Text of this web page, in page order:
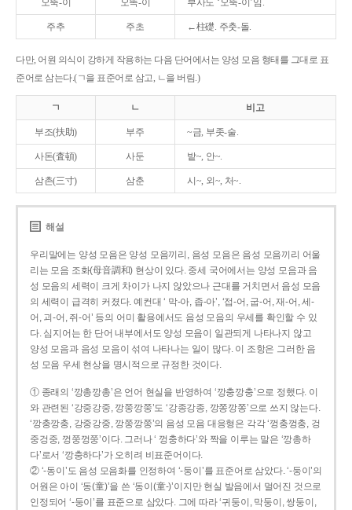
오뚝-이 오똑-이 부사도 ‘오뚝-이’임.
주추 주초 ←柱礎. 주춧-돌.
다만, 어원 의식이 강하게 작용하는 다음 단어에서는 양성 모음 형태를 그대로 표
준어로 삼는다.(ㄱ을 표준어로 삼고, ㄴ을 버림.)
ㄱ ㄴ 비고
부조(扶助) 부주 ~금, 부좃-술.
사돈(査頓) 사둔 밭~, 안~.
삼촌(三寸) 삼춘 시~, 외~, 처~.
해설
우리말에는 양성 모음은 양성 모음끼리, 음성 모음은 음성 모음끼리 어울
리는 모음 조화(母音調和) 현상이 있다. 중세 국어에서는 양성 모음과 음
성 모음의 세력이 크게 차이가 나지 않았으나 근대를 거치면서 음성 모음
의 세력이 급격히 커졌다. 예컨대 ‘ 막-아, 좁-아’, ‘접-어, 굽-어, 재-어, 세-
어, 괴-어, 쥐-어’ 등의 어미 활용에서도 음성 모음의 우세를 확인할 수 있
다. 심지어는 한 단어 내부에서도 양성 모음이 일관되게 나타나지 않고
양성 모음과 음성 모음이 섞여 나타나는 일이 많다. 이 조항은 그러한 음
성 모음 우세 현상을 명시적으로 규정한 것이다.
① 종래의 ‘깡총깡총’은 언어 현실을 반영하여 ‘깡충깡충’으로 정했다. 이
와 관련된 ‘강중강중, 깡쭝깡쭝’도 ‘강종강종, 깡쫑깡쫑’으로 쓰지 않는다.
‘깡충깡충, 강중강중, 깡쭝깡쭝’의 음성 모음 대응형은 각각 ‘껑충껑충, 겅
중겅중, 껑쭝껑쭝’이다. 그러나 ‘ 껑충하다’와 짝을 이루는 말은 ‘깡총하
다’로서 ‘깡충하다’가 오히려 비표준어이다.
② ‘-동이’도 음성 모음화를 인정하여 ‘-둥이’를 표준어로 삼았다. ‘-둥이’의
어원은 아이 ‘동(童)’을 쓴 ‘동이(童-)’이지만 현실 발음에서 멀어진 것으로
인정되어 ‘-둥이’를 표준으로 삼았다. 그에 따라 ‘귀둥이, 막둥이, 쌍둥이,